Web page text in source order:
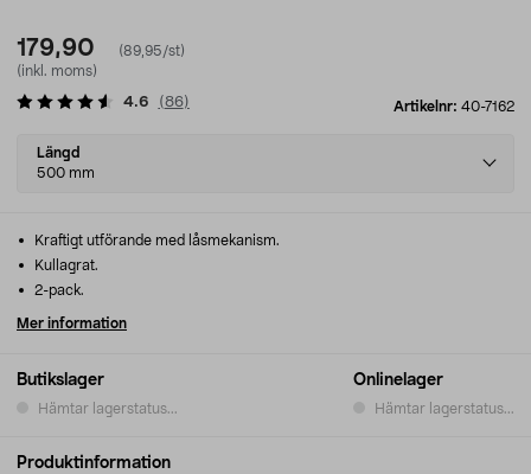
179,90
(89,95/st)
(inkl. moms)
Artikelnr: 40-7162
4.6 (86)
Select
variant
Längd
500 mm
Butikslager
Hämtar lagerstatus...
Onlinelager
Hämtar lagerstatus...
Kraftigt utförande med låsmekanism.
Kullagrat.
2-pack.
Mer information
Produktinformation